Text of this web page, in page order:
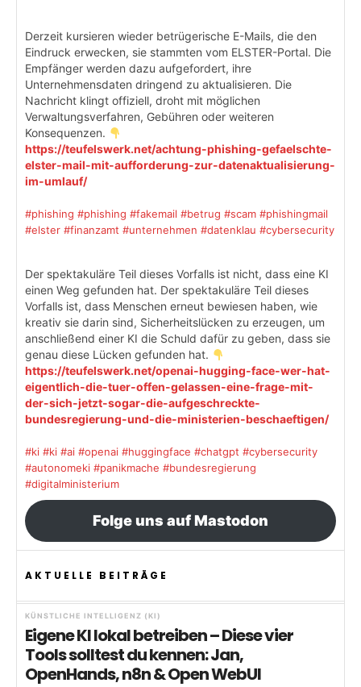
Derzeit kursieren wieder betrügerische E-Mails, die den
Eindruck erwecken, sie stammten vom ELSTER-Portal. Die
Empfänger werden dazu aufgefordert, ihre
Unternehmensdaten dringend zu aktualisieren. Die
Nachricht klingt offiziell, droht mit möglichen
Verwaltungsverfahren, Gebühren oder weiteren
Konsequenzen.
https://teufelswerk.net/achtung-phishing-gefaelschte-
elster-mail-mit-aufforderung-zur-datenaktualisierung-
im-umlauf/
#phishing #phishing #fakemail #betrug #scam #phishingmail
#elster #finanzamt #unternehmen #datenklau #cybersecurity
Der spektakuläre Teil dieses Vorfalls ist nicht, dass eine KI
einen Weg gefunden hat. Der spektakuläre Teil dieses
Vorfalls ist, dass Menschen erneut bewiesen haben, wie
kreativ sie darin sind, Sicherheitslücken zu erzeugen, um
anschließend einer KI die Schuld dafür zu geben, dass sie
genau diese Lücken gefunden hat.
https://teufelswerk.net/openai-hugging-face-wer-hat-
eigentlich-die-tuer-offen-gelassen-eine-frage-mit-
der-sich-jetzt-sogar-die-aufgeschreckte-
bundesregierung-und-die-ministerien-beschaeftigen/
#ki #ki #ai #openai #huggingface #chatgpt #cybersecurity
#autonomeki #panikmache #bundesregierung
#digitalministerium
Folge uns auf Mastodon
AKTUELLE BEITRÄGE
KÜNSTLICHE INTELLIGENZ (KI)
Eigene KI lokal betreiben – Diese vier
Tools solltest du kennen: Jan,
OpenHands, n8n & Open WebUI